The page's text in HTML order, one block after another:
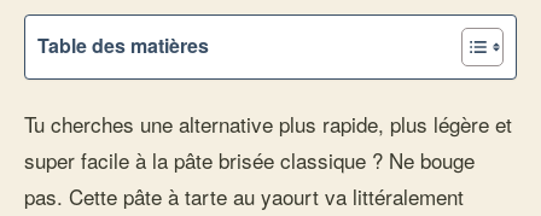
Table des matières
Tu cherches une alternative plus rapide, plus légère et
super facile à la pâte brisée classique ? Ne bouge
pas. Cette pâte à tarte au yaourt va littéralement